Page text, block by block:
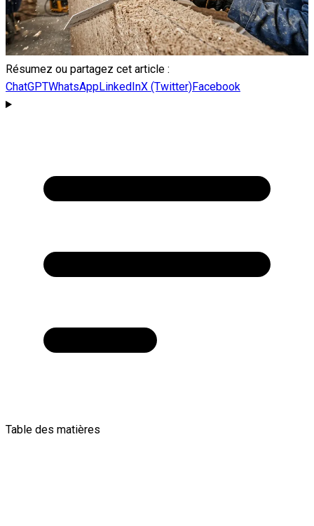
Résumez ou partagez cet article :
ChatGPTWhatsAppLinkedInX (Twitter)Facebook
Table des matières